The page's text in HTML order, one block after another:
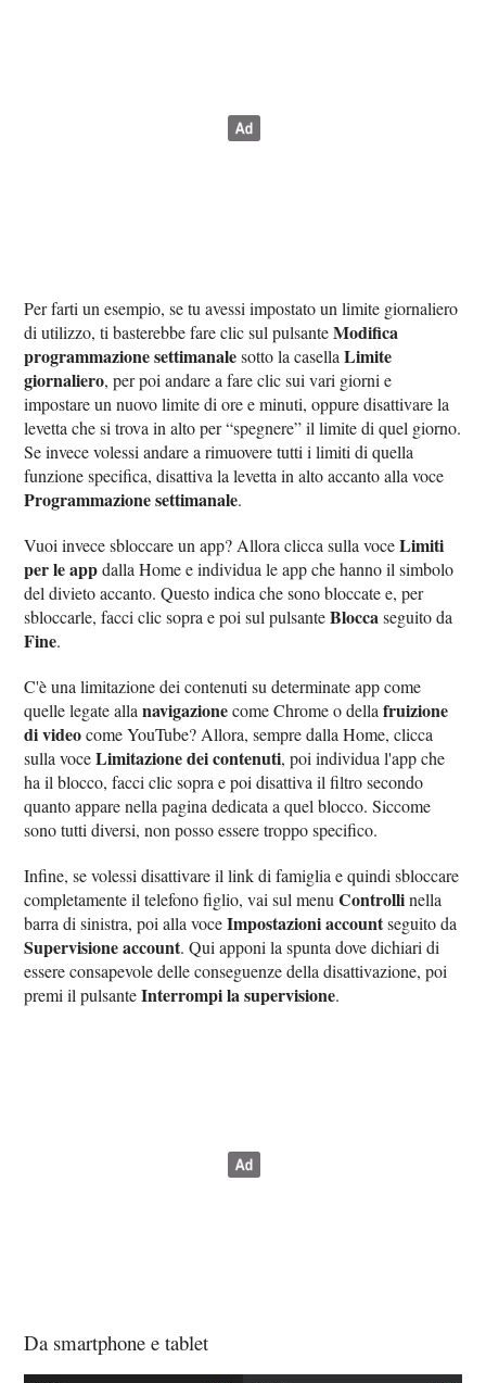
Per farti un esempio, se tu avessi impostato un limite giornaliero
di utilizzo, ti basterebbe fare clic sul pulsanteModifica
programmazione settimanalesotto la casellaLimite
giornaliero, per poi andare a fare clic sui vari giorni e
impostare un nuovo limite di ore e minuti, oppure disattivare la
levetta che si trova in alto per “spegnere” il limite di quel giorno.
Se invece volessi andare a rimuovere tutti i limiti di quella
funzione specifica, disattiva la levetta in alto accanto alla voce
Programmazione settimanale.
Vuoi invece sbloccare un app? Allora clicca sulla voceLimiti
per le appdalla Home e individua le app che hanno il simbolo
del divieto accanto. Questo indica che sono bloccate e, per
sbloccarle, facci clic sopra e poi sul pulsanteBloccaseguito da
Fine.
C'è una limitazione dei contenuti su determinate app come
quelle legate allanavigazionecome Chrome o dellafruizione
di videocome YouTube? Allora, sempre dalla Home, clicca
sulla voceLimitazione dei contenuti, poi individua l'app che
ha il blocco, facci clic sopra e poi disattiva il filtro secondo
quanto appare nella pagina dedicata a quel blocco. Siccome
sono tutti diversi, non posso essere troppo specifico.
Infine, se volessi disattivare il link di famiglia e quindi sbloccare
completamente il telefono figlio, vai sul menuControllinella
barra di sinistra, poi alla voceImpostazioni accountseguito da
Supervisione account. Qui apponi la spunta dove dichiari di
essere consapevole delle conseguenze della disattivazione, poi
premi il pulsanteInterrompi la supervisione.
Da smartphone e tablet